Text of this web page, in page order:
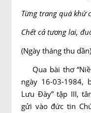
Từng trang quá khứ
Chết cả tương lai,
(Ngày tháng thu dần)
Qua bài thơ
ngày 16-03-1984,
Lưu Ðày” tập III,
gửi vào đức tin